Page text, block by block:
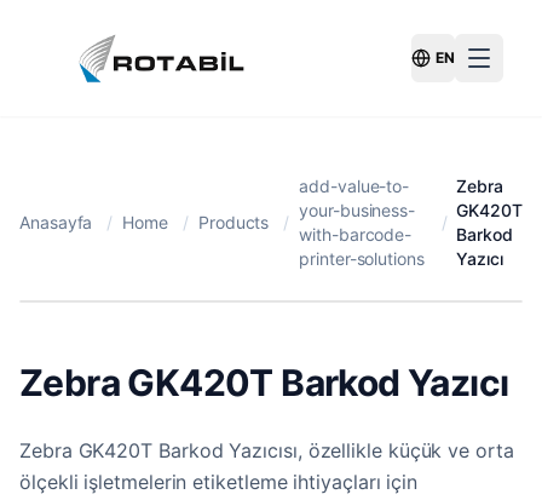
Switch
EN
Anasayfa / Home / Products /
add-value-to-
your-business-
with-barcode-
printer-solutions
/
Zebra
GK420T
Barkod
Yazıcı
Zebra GK420T Barkod Yazıcı
Zebra GK420T Barkod Yazıcısı, özellikle küçük ve orta
ölçekli işletmelerin etiketleme ihtiyaçları için